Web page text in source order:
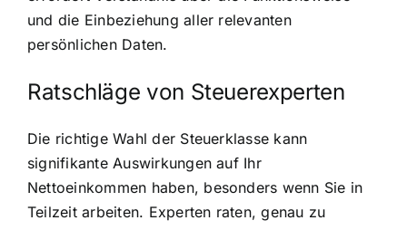
und die Einbeziehung aller relevanten
persönlichen Daten.
Ratschläge von Steuerexperten
Die richtige Wahl der Steuerklasse kann
signifikante Auswirkungen auf Ihr
Nettoeinkommen haben, besonders wenn Sie in
Teilzeit arbeiten. Experten raten, genau zu